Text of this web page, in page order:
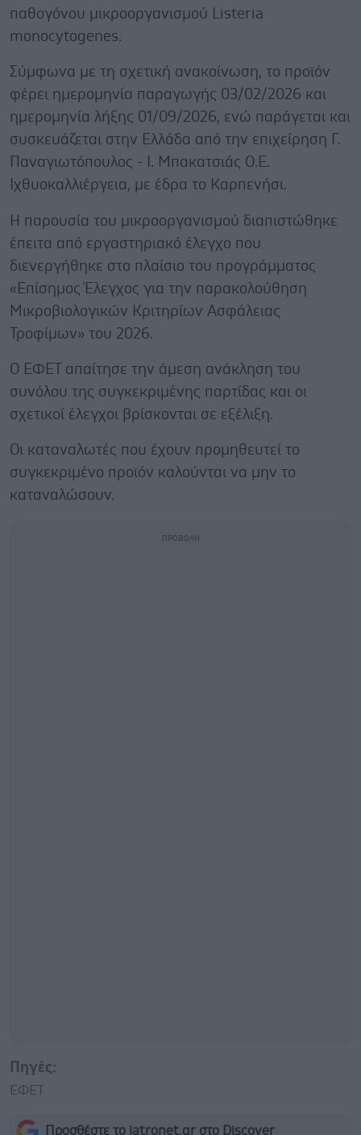
παθογόνου μικροοργανισμού Listeria
monocytogenes.
Σύμφωνα με τη σχετική ανακοίνωση, το προϊόν
φέρει ημερομηνία παραγωγής 03/02/2026 και
ημερομηνία λήξης 01/09/2026, ενώ παράγεται και
συσκευάζεται στην Ελλάδα από την επιχείρηση Γ.
Παναγιωτόπουλος - Ι. Μπακατσιάς Ο.Ε.
Ιχθυοκαλλιέργεια, με έδρα το Καρπενήσι.
Η παρουσία του μικροοργανισμού διαπιστώθηκε
έπειτα από εργαστηριακό έλεγχο που
διενεργήθηκε στο πλαίσιο του προγράμματος
«Επίσημος Έλεγχος για την παρακολούθηση
Μικροβιολογικών Κριτηρίων Ασφάλειας
Τροφίμων» του 2026.
Ο ΕΦΕΤ απαίτησε την άμεση ανάκληση του
συνόλου της συγκεκριμένης παρτίδας και οι
σχετικοί έλεγχοι βρίσκονται σε εξέλιξη.
Οι καταναλωτές που έχουν προμηθευτεί το
συγκεκριμένο προϊόν καλούνται να μην το
καταναλώσουν.
Πηγές:
ΕΦΕΤ
Προσθέστε το iatronet.gr στο Discover